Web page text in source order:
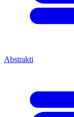
Abstrakti